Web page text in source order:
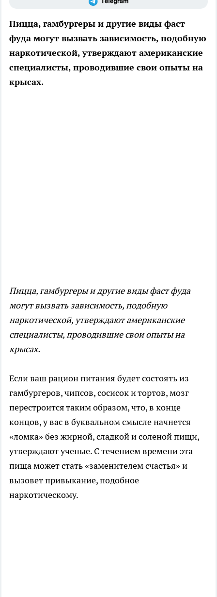
Пицца, гамбургеры и другие виды фаст
фуда могут вызвать зависимость, подобную
наркотической, утверждают американские
специалисты, проводившие свои опыты на
крысах.
Пицца, гамбургеры и другие виды фаст фуда
могут вызвать зависимость, подобную
наркотической, утверждают американские
специалисты, проводившие свои опыты на
крысах.
Если ваш рацион питания будет состоять из
гамбургеров, чипсов, сосисок и тортов, мозг
перестроится таким образом, что, в конце
концов, у вас в буквальном смысле начнется
«ломка» без жирной, сладкой и соленой пищи,
утверждают ученые. С течением времени эта
пища может стать «заменителем счастья» и
вызовет привыкание, подобное
наркотическому.